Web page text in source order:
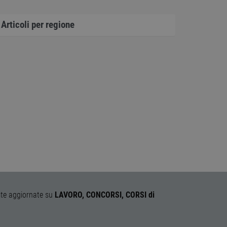
Articoli per regione
aggiornate su LAVORO, CONCORSI, CORSI di
dell'account. Il sito
Si tratta di un
sulla privacy.
validi sull'utilizzo del